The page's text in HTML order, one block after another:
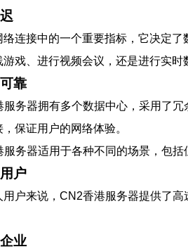
络连接中的一个重要指标，它决定
戏、进行视频会议，还是进行实
靠
服务器拥有多个数据中心，采用了
保证用户的网络体验。
服务器适用于各种不同的场景，包括
户
用户来说，CN2香港服务器提供了
业